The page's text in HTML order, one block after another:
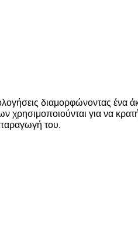
διαμορφώνοντας ένα
χρησιμοποιούνται για να
παραγωγή του.